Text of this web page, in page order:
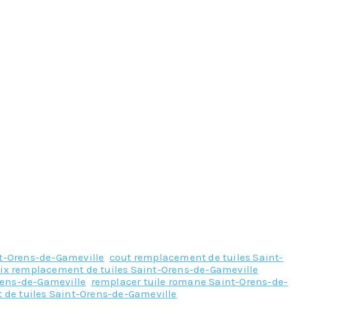
de-Gameville cout remplacement de tuiles Saint-
remplacement de tuiles Saint-Orens-de-Gameville
de-Gameville remplacer tuile romane Saint-Orens-de-
tuiles Saint-Orens-de-Gameville